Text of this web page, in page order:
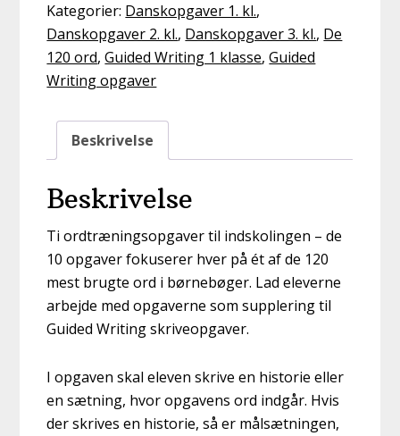
101-
110
antal
Kategorier: Danskopgaver 1. kl.,
Danskopgaver 2. kl., Danskopgaver 3. kl., De
120 ord,Guided Writing 1 klasse,Guided
Writing opgaver
Beskrivelse
Beskrivelse
Ti ordtræningsopgaver til indskolingen – de
10 opgaver fokuserer hver på ét af de 120
mest brugte ord i børnebøger. Lad eleverne
arbejde med opgaverne som supplering til
Guided Writing skriveopgaver.
I opgaven skal eleven skrive en historie eller
en sætning, hvor opgavens ord indgår. Hvis
der skrives en historie, så er målsætningen,